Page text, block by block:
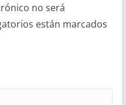
no será
están marcados